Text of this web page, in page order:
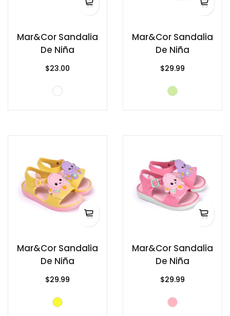
Mar&Cor Sandalia
De Niña
$23.00
Mar&Cor Sandalia
De Niña
$29.99
Mar&Cor Sandalia
De Niña
$29.99
Mar&Cor Sandalia
De Niña
$29.99